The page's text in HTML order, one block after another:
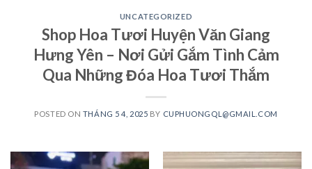
UNCATEGORIZED
Shop Hoa Tươi Huyện Văn Giang
Hưng Yên – Nơi Gửi Gắm Tình Cảm
Qua Những Đóa Hoa Tươi Thắm
POSTED ON THÁNG 5 4, 2025 BY CUPHUONGQL@GMAIL.COM